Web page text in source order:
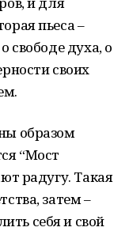
пьеса –
свободе духа, о
своих
образом
“Мост
радугу. Такая
затем –
себя и свой